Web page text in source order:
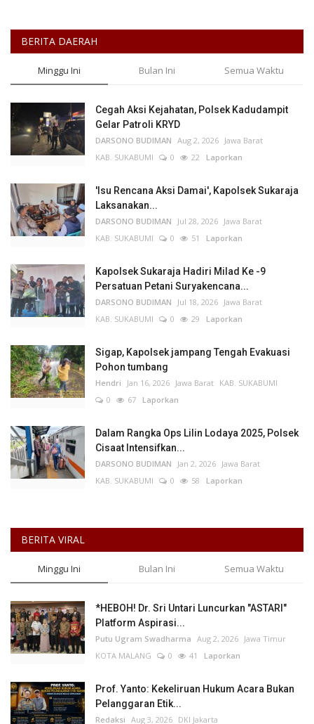
BERITA DAERAH
Minggu Ini Bulan Ini Semua Waktu
Cegah Aksi Kejahatan, Polsek Kadudampit
Gelar Patroli KRYD
DARSONO BUDIMAN Aug 2, 2026 Jawa Barat
KAB. SUKABUMI
0 22 Laporkan
'Isu Rencana Aksi Damai', Kapolsek Sukaraja
Laksanakan...
DARSONO BUDIMAN Jul 28, 2026 Jawa Barat
KAB. SUKABUMI
0 51 Laporkan
Kapolsek Sukaraja Hadiri Milad Ke -9
Persatuan Petani Suryakencana...
DARSONO BUDIMAN Jul 18, 2026 Jawa Barat
KAB. SUKABUMI
0 29 Laporkan
Sigap, Kapolsek jampang Tengah Evakuasi
Pohon tumbang
Hendri Jan 16, 2026 Jawa Barat KAB. SUKABUMI
0
67 Laporkan
Dalam Rangka Ops Lilin Lodaya 2025, Polsek
Cisaat Intensifkan...
DARSONO BUDIMAN Jan 2, 2026 Jawa Barat
KAB. SUKABUMI
0 58 Laporkan
BERITA VIRAL
Minggu Ini Bulan Ini Semua Waktu
*HEBOH! Dr. Sri Untari Luncurkan "ASTARI"
Platform Aspirasi...
Putu Ugram Swadharma Aug 2, 2026 Jawa Timur
KOTA MALANG
0 41 Laporkan
Prof. Yanto: Kekeliruan Hukum Acara Bukan
Pelanggaran Etik...
Redaksi Aug 3, 2026 DKI Jakarta